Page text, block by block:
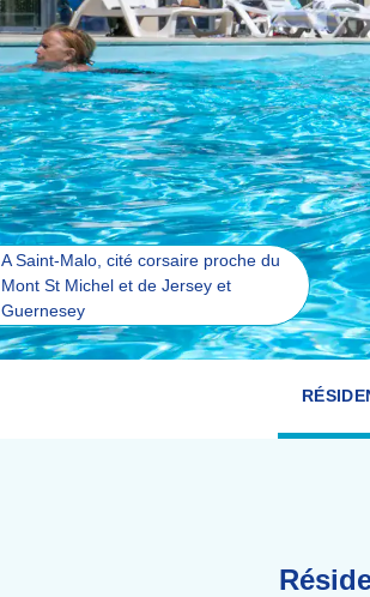
A Saint-Malo, cité corsaire proche du
Mont St Michel et de Jersey et
Guernesey